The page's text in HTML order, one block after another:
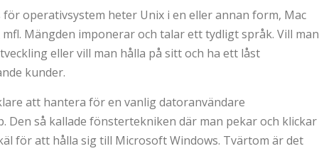
operativsystem heter Unix i en eller annan form, Mac
Mängden imponerar och talar ett tydligt språk. Vill man
eller vill man hålla på sitt och ha ett låst
kunder.
att hantera för en vanlig datoranvändare
Den så kallade fönstertekniken där man pekar och klickar
för att hålla sig till Microsoft Windows. Tvärtom är det